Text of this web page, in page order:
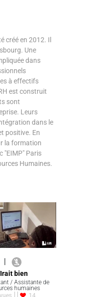
créé en 2012. Il
Une
dans
à effectifs
est construit
sont
Leurs
dans le
positive. En
la formation
"EIMP" Paris
Humaines.
bien
/ Assistante de
humaines